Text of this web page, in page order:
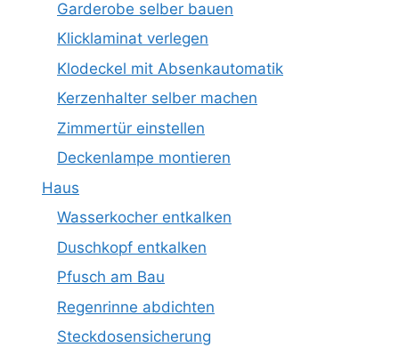
Garderobe selber bauen
Klicklaminat verlegen
Klodeckel mit Absenkautomatik
Kerzenhalter selber machen
Zimmertür einstellen
Deckenlampe montieren
Haus
Wasserkocher entkalken
Duschkopf entkalken
Pfusch am Bau
Regenrinne abdichten
Steckdosensicherung